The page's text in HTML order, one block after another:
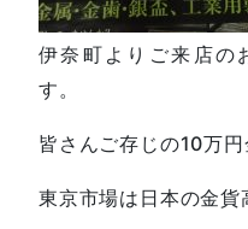
伊奈町よりご来店の
す。
皆さんご存じの10万円
東京市場は日本の金貨